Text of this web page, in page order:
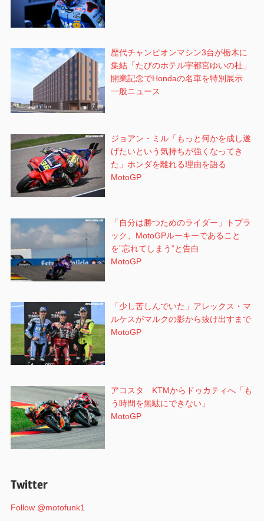
歴代チャンピオンマシン3台が栃木に
集結「たびのホテル宇都宮ゆいの杜」
開業記念でHondaの名車を特別展示
一般ニュース
ジョアン・ミル「もっと何かを成し遂
げたいという気持ちが強くなってき
た」ホンダを離れる理由を語る
MotoGP
「自分は勝つためのライダー」トプラ
ック、MotoGPルーキーであること
を”忘れてしまう”と告白
MotoGP
「少し苦しんでいた」アレックス・マ
ルケスがマルクの影から抜け出すまで
MotoGP
アコスタ KTMからドゥカティへ「も
う時間を無駄にできない」
MotoGP
Twitter
Follow @motofunk1